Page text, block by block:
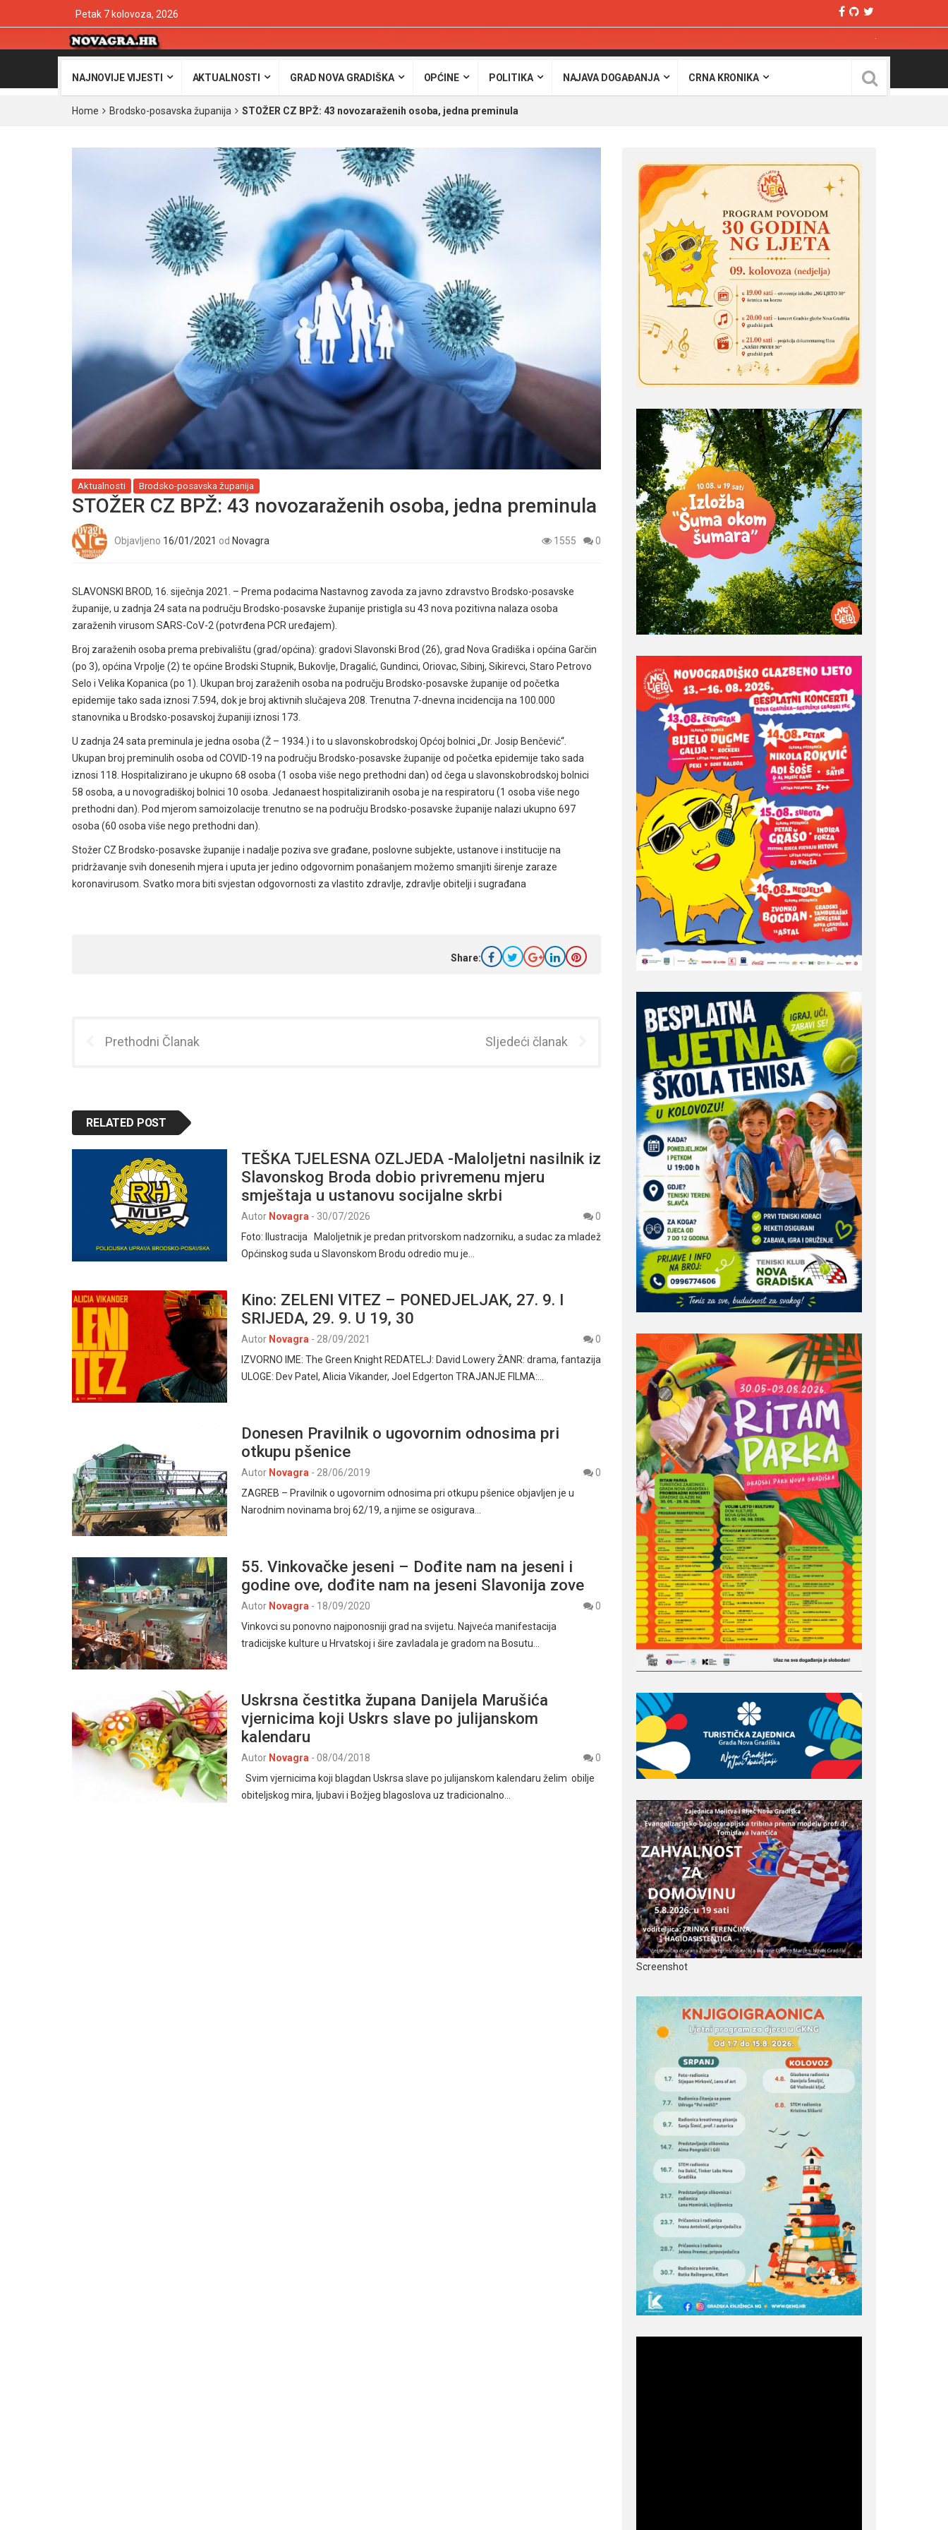
Petak 7 kolovoza, 2026
NAJNOVIJE VIJESTI AKTUALNOSTI GRAD NOVA GRADIŠKA OPĆINE POLITIKA NAJAVA DOGAĐANJA CRNA KRONIKA
Home Brodsko-posavska županija STOŽER CZ BPŽ: 43 novozaraženih osoba, jedna preminula
Aktualnosti Brodsko-posavska županija
STOŽER CZ BPŽ: 43 novozaraženih osoba, jedna preminula
Objavljeno 16/01/2021 od Novagra 1555 0
SLAVONSKI BROD, 16. siječnja 2021. – Prema podacima Nastavnog zavoda za javno zdravstvo Brodsko-posavske
županije, u zadnja 24 sata na području Brodsko-posavske županije pristigla su 43 nova pozitivna nalaza osoba
zaraženih virusom SARS-CoV-2 (potvrđena PCR uređajem).
Broj zaraženih osoba prema prebivalištu (grad/općina): gradovi Slavonski Brod (26), grad Nova Gradiška i općina Garčin
(po 3), općina Vrpolje (2) te općine Brodski Stupnik, Bukovlje, Dragalić, Gundinci, Oriovac, Sibinj, Sikirevci, Staro Petrovo
Selo i Velika Kopanica (po 1). Ukupan broj zaraženih osoba na području Brodsko-posavske županije od početka
epidemije tako sada iznosi 7.594, dok je broj aktivnih slučajeva 208. Trenutna 7-dnevna incidencija na 100.000
stanovnika u Brodsko-posavskoj županiji iznosi 173.
U zadnja 24 sata preminula je jedna osoba (Ž – 1934.) i to u slavonskobrodskoj Općoj bolnici „Dr. Josip Benčević“.
Ukupan broj preminulih osoba od COVID-19 na području Brodsko-posavske županije od početka epidemije tako sada
iznosi 118. Hospitalizirano je ukupno 68 osoba (1 osoba više nego prethodni dan) od čega u slavonskobrodskoj bolnici
58 osoba, a u novogradiškoj bolnici 10 osoba. Jedanaest hospitaliziranih osoba je na respiratoru (1 osoba više nego
prethodni dan). Pod mjerom samoizolacije trenutno se na području Brodsko-posavske županije nalazi ukupno 697
osoba (60 osoba više nego prethodni dan).
Stožer CZ Brodsko-posavske županije i nadalje poziva sve građane, poslovne subjekte, ustanove i institucije na
pridržavanje svih donesenih mjera i uputa jer jedino odgovornim ponašanjem možemo smanjiti širenje zaraze
koronavirusom. Svatko mora biti svjestan odgovornosti za vlastito zdravlje, zdravlje obitelji i sugrađana
Share:
Prethodni Članak Sljedeći članak
RELATED POST
TEŠKA TJELESNA OZLJEDA -Maloljetni nasilnik iz
Slavonskog Broda dobio privremenu mjeru
smještaja u ustanovu socijalne skrbi
Autor Novagra - 30/07/2026
0
Foto: Ilustracija Maloljetnik je predan pritvorskom nadzorniku, a sudac za mladež
Općinskog suda u Slavonskom Brodu odredio mu je…
Kino: ZELENI VITEZ – PONEDJELJAK, 27. 9. I
SRIJEDA, 29. 9. U 19, 30
Autor Novagra - 28/09/2021
0
IZVORNO IME: The Green Knight REDATELJ: David Lowery ŽANR: drama, fantazija
ULOGE: Dev Patel, Alicia Vikander, Joel Edgerton TRAJANJE FILMA:…
Donesen Pravilnik o ugovornim odnosima pri
otkupu pšenice
Autor Novagra - 28/06/2019
0
ZAGREB – Pravilnik o ugovornim odnosima pri otkupu pšenice objavljen je u
Narodnim novinama broj 62/19, a njime se osigurava…
55. Vinkovačke jeseni – Dođite nam na jeseni i
godine ove, dođite nam na jeseni Slavonija zove
Autor Novagra - 18/09/2020
0
Vinkovci su ponovno najponosniji grad na svijetu. Najveća manifestacija
tradicijske kulture u Hrvatskoj i šire zavladala je gradom na Bosutu…
Uskrsna čestitka župana Danijela Marušića
vjernicima koji Uskrs slave po julijanskom
kalendaru
Autor Novagra - 08/04/2018
0
Svim vjernicima koji blagdan Uskrsa slave po julijanskom kalendaru želim obilje
obiteljskog mira, ljubavi i Božjeg blagoslova uz tradicionalno…
Screenshot